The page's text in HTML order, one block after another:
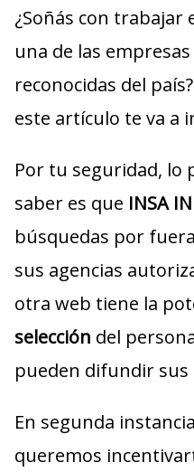
¿Soñás con trabajar
una de las
reconocidas del
este artículo te va a
Por tu seguridad, lo
saber es que INSA
búsquedas por
sus agencias
otra web tiene la
selección del
pueden difundir sus
En segunda
queremos